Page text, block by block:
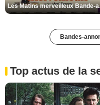
Les
Bandes-
Top actus de la